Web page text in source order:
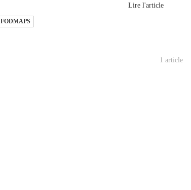
Lire l'article
FODMAPS
1 article